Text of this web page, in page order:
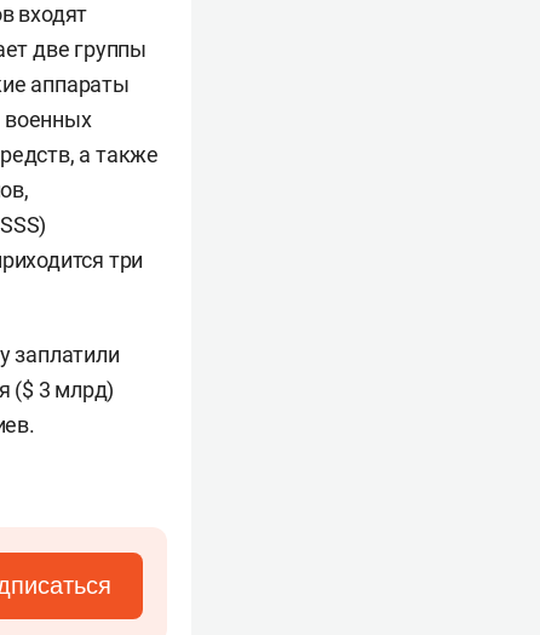
входят
две группы
аппараты
военных
а также
три
заплатили
($ 3 млрд)